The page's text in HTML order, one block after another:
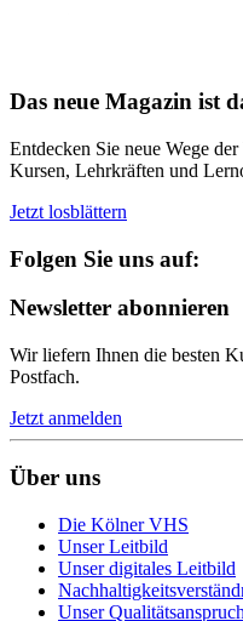
Das neue Magazin ist
Entdecken Sie neue Wege
Kursen, Lehrkräften und
Jetzt losblättern
Folgen Sie uns auf:
Newsletter abonnieren
Wir liefern Ihnen die besten
Postfach.
Jetzt anmelden
Über uns
Die Kölner VHS
Unser Leitbild
Unser digitales Leitbild
Unser Qualitätsanspruch